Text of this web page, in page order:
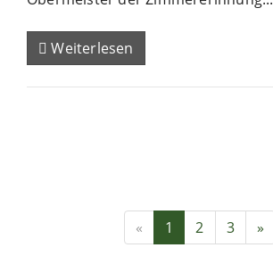
Weiterlesen
« 1 2 3 »